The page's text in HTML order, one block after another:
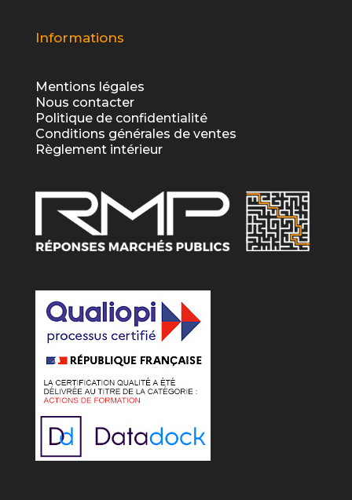
Informations
Mentions légales
Nous contacter
Politique de confidentialité
Conditions générales de ventes
Règlement intérieur